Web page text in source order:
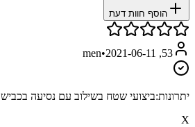
הוסף חוות דעת
53, men
•2021-06-11
יתרונות:ביצועי שטח בשילוב עם נסיעה בכביש
X